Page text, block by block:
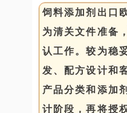
饲料添加剂出口
为清关文件准备
认工作。较为稳
发、配方设计和
产品分类和添加
计阶段，再将授